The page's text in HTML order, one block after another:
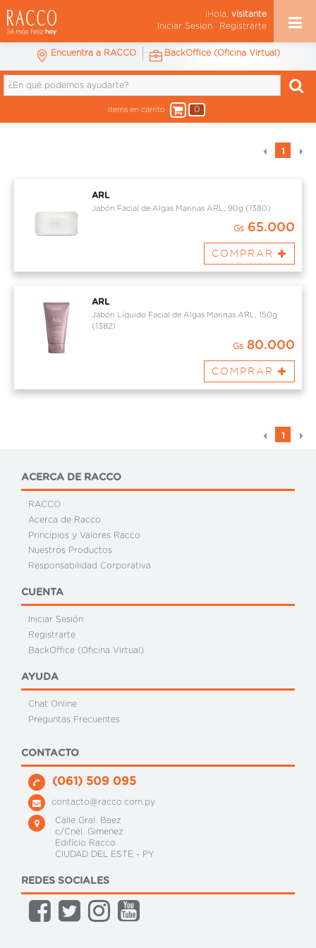
¡Hola, visitante
Iniciar Sesion
Registrarte
Encuentra a RACCO BackOffice (Oficina Virtual)
0
items en carrito
1
ARL
Jabón Facial de Algas Marinas ARL, 90g (1380)
Gs 65.000
COMPRAR
ARL
Jabón Líquido Facial de Algas Marinas ARL, 150g
(1382)
Gs 80.000
COMPRAR
1
ACERCA DE RACCO
RACCO
Acerca de Racco
Principios y Valores Racco
Nuestros Productos
Responsabilidad Corporativa
CUENTA
Iniciar Sesión
Registrarte
BackOffice (Oficina Virtual)
AYUDA
Chat Online
Preguntas Frecuentes
CONTACTO
(061) 509 095
contacto@racco.com.py
Calle Gral. Baez
c/Cnel. Gimenez
Edifício Racco
CIUDAD DEL ESTE - PY
REDES SOCIALES